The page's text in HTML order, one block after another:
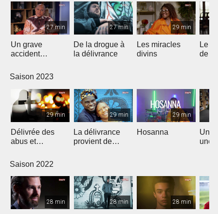
27 min
Un grave
accident
vie
27 min
De la drogue à
la délivrance
29 min
Les miracles
divins
Le
de
Saison 2023
29 min
Délivrée des
abus et
Christ
29 min
La délivrance
provient de
29 min
Hosanna
Un
une
Saison 2022
28 min 28 min 28 min